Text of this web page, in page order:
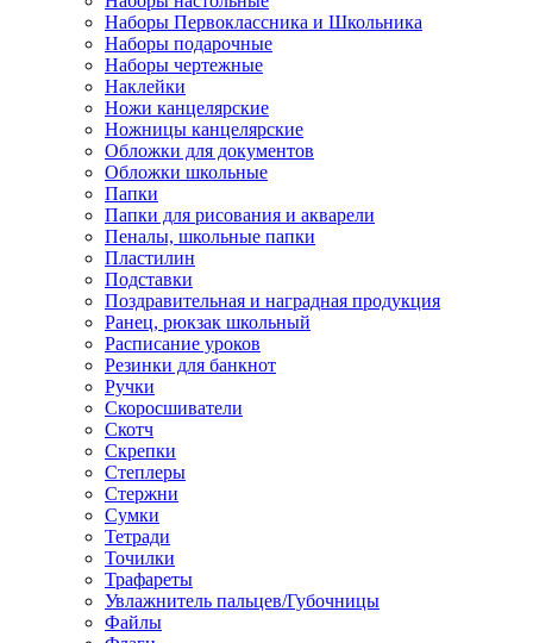
Наборы Первоклассника и Школьника
Наборы подарочные
Наборы чертежные
Наклейки
Ножи канцелярские
Ножницы канцелярские
Обложки для документов
Обложки школьные
Папки
Папки для рисования и акварели
Пеналы, школьные папки
Пластилин
Подставки
Поздравительная и наградная продукция
Ранец, рюкзак школьный
Расписание уроков
Резинки для банкнот
Ручки
Скоросшиватели
Скотч
Скрепки
Степлеры
Стержни
Сумки
Тетради
Точилки
Трафареты
Увлажнитель пальцев/Губочницы
Файлы